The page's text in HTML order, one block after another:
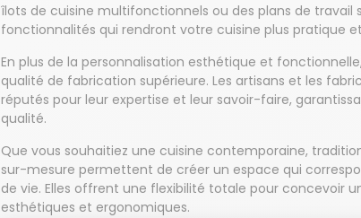
îlots de cuisine multifonctionnels ou des plans de travail
fonctionnalités qui rendront votre cuisine plus pratique
En plus de la personnalisation esthétique et
qualité de fabrication supérieure. Les artisans et les
réputés pour leur expertise et leur savoir-faire,
qualité.
Que vous souhaitiez une cuisine contemporaine,
sur-mesure permettent de créer un espace qui
de vie. Elles offrent une flexibilité totale pour concevoir
esthétiques et ergonomiques.